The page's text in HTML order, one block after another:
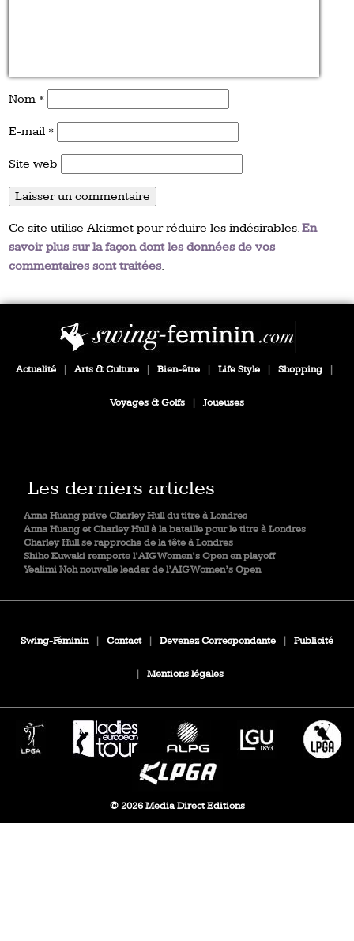
Nom *
E-mail *
Site web
Ce site utilise Akismet pour réduire les indésirables.En
savoir plus sur la façon dont les données de vos
commentaires sont traitées.
Actualité | Arts & Culture | Bien-être | Life Style | Shopping |
Voyages & Golfs | Joueuses
Les derniers articles
Anna Huang prive Charley Hull du titre à Londres
Anna Huang et Charley Hull à la bataille pour le titre à Londres
Charley Hull se rapproche de la tête à Londres
Shiho Kuwaki remporte l’AIG Women’s Open en playoff
Yealimi Noh nouvelle leader de l’AIG Women’s Open
Swing-Féminin | Contact | Devenez Correspondante | Publicité
| Mentions légales
© 2026 Media Direct Editions